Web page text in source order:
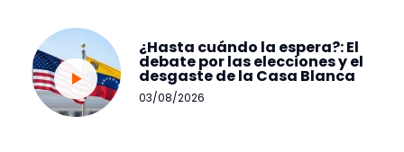
¿Hasta cuándo la espera?: El
debate por las elecciones y el
desgaste de la Casa Blanca
03/08/2026